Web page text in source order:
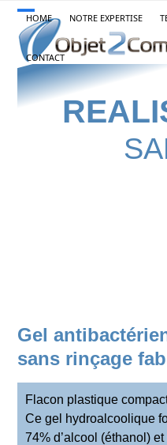
Skip
content
HOME NOTRE EXPERTISE
CONTACT
Open
mobile
menu
Close
mobile
menu
Gel
sans rinçage
Flacon plastique
Ce gel hydroalcoolique
74% d’alcool (éthanol)